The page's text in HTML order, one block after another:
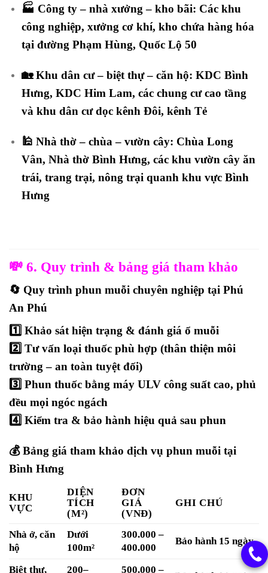
🏭 Công ty – nhà xưởng – kho bãi: Các khu
công nghiệp, xưởng cơ khí, kho chứa hàng hóa
tại đường Phạm Hùng, Quốc Lộ 50
🏡Khu dân cư – biệt thự – căn hộ: KDC Bình
Hưng, KDC Him Lam, các chung cư cao tầng
và khu dân cư dọc kênh Đôi, kênh Tẻ
🕌 Nhà thờ – chùa – vườn cây: Chùa Long
Vân, Nhà thờ Bình Hưng, các khu vườn cây ăn
trái, trang trại, nông trại quanh khu vực Bình
Hưng
💸 6. Quy trình & bảng giá tham khảo
🔄 Quy trình phun muỗi chuyên nghiệp tại Phú
An Phú
1️⃣ Khảo sát hiện trạng & đánh giá ổ muỗi
2️⃣ Tư vấn loại thuốc phù hợp (thân thiện môi
trường – an toàn tuyệt đối)
3️⃣ Phun thuốc bằng máy ULV công suất cao, phủ
đều mọi ngóc ngách
4️⃣ Kiểm tra & bảo hành hiệu quả sau phun
💰Bảng giá tham khảo dịch vụ phun muỗi tại
Bình Hưng
KHU
VỰC
DIỆN
TÍCH
(M²)
ĐƠN
GIÁ
(VNĐ)
GHI CHÚ
Nhà ở, căn
hộ
Dưới
100m²
300.000 –
400.000
Bảo hành 15 ngày
Biệt thự,
200–
500.000 –